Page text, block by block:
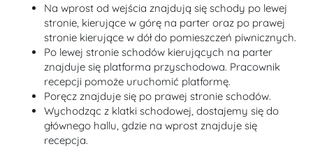
Na wprost od wejścia znajdują się schody po lewej
stronie, kierujące w górę na parter oraz po prawej
stronie kierujące w dół do pomieszczeń piwnicznych.
Po lewej stronie schodów kierujących na parter
znajduje się platforma przyschodowa. Pracownik
recepcji pomoże uruchomić platformę.
Poręcz znajduje się po prawej stronie schodów.
Wychodząc z klatki schodowej, dostajemy się do
głównego hallu, gdzie na wprost znajduje się
recepcja.